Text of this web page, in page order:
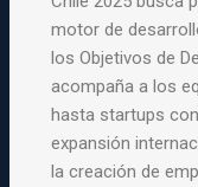
motor de
los Objetivos de
acompaña a los
hasta startups
expansión
la creación de